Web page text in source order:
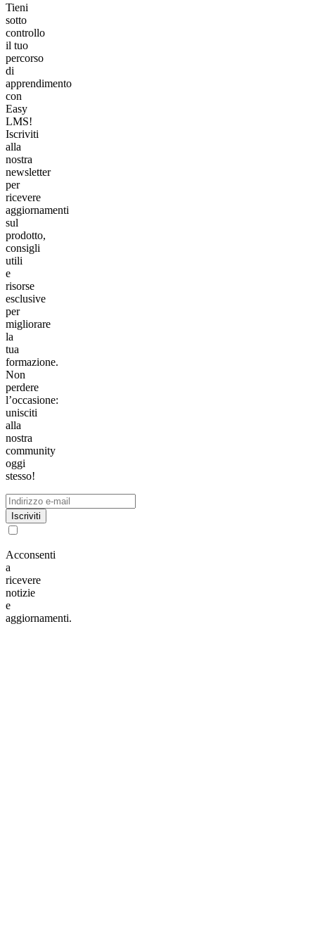
Tieni
sotto
controllo
il tuo
percorso
di
apprendimento
con
Easy
LMS!
Iscriviti
alla
nostra
newsletter
per
ricevere
aggiornamenti
sul
prodotto,
consigli
utili
e
risorse
esclusive
per
migliorare
la
tua
formazione.
Non
perdere
l’occasione:
unisciti
alla
nostra
community
oggi
stesso!
Iscriviti
Acconsenti
a
ricevere
notizie
e
aggiornamenti.